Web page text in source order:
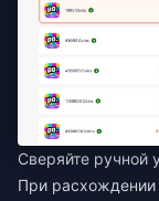
Сверяйте ручной
При расхождении